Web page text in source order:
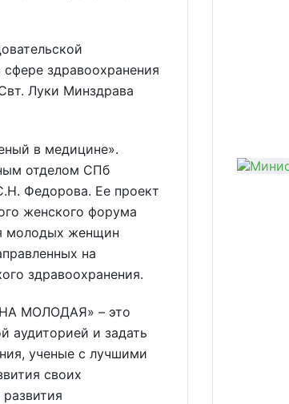
здравоохранения
Луки Минздрава
в медицине».
отделом СПб
Федорова. Ее проект
женского форума
молодых женщин
на
здравоохранения.
МОЛОДАЯ» – это
аудиторией и задать
ученые с лучшими
своих